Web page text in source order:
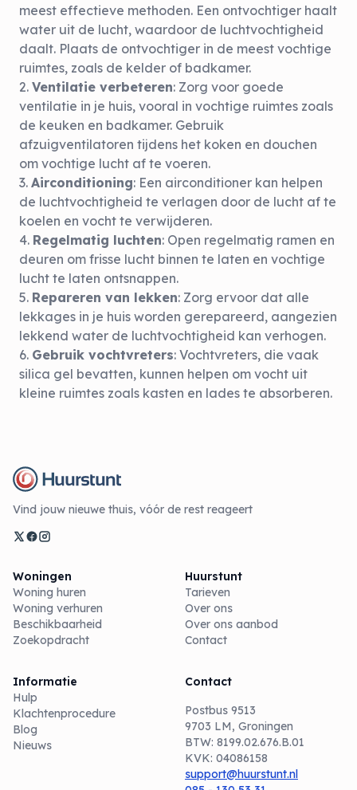
meest effectieve methoden. Een ontvochtiger haalt
water uit de lucht, waardoor de luchtvochtigheid
daalt. Plaats de ontvochtiger in de meest vochtige
ruimtes, zoals de kelder of badkamer.
Ventilatie verbeteren: Zorg voor goede
ventilatie in je huis, vooral in vochtige ruimtes zoals
de keuken en badkamer. Gebruik
afzuigventilatoren tijdens het koken en douchen
om vochtige lucht af te voeren.
Airconditioning: Een airconditioner kan helpen
de luchtvochtigheid te verlagen door de lucht af te
koelen en vocht te verwijderen.
Regelmatig luchten: Open regelmatig ramen en
deuren om frisse lucht binnen te laten en vochtige
lucht te laten ontsnappen.
Repareren van lekken: Zorg ervoor dat alle
lekkages in je huis worden gerepareerd, aangezien
lekkend water de luchtvochtigheid kan verhogen.
Gebruik vochtvreters: Vochtvreters, die vaak
silica gel bevatten, kunnen helpen om vocht uit
kleine ruimtes zoals kasten en lades te absorberen.
Vind jouw nieuwe thuis, vóór de rest reageert
Woningen
Woning huren
Woning verhuren
Beschikbaarheid
Zoekopdracht
Huurstunt
Tarieven
Over ons
Over ons aanbod
Contact
Informatie
Hulp
Klachtenprocedure
Blog
Nieuws
Contact
Postbus 9513
9703 LM, Groningen
BTW: 8199.02.676.B.01
KVK: 04086158
support@huurstunt.nl